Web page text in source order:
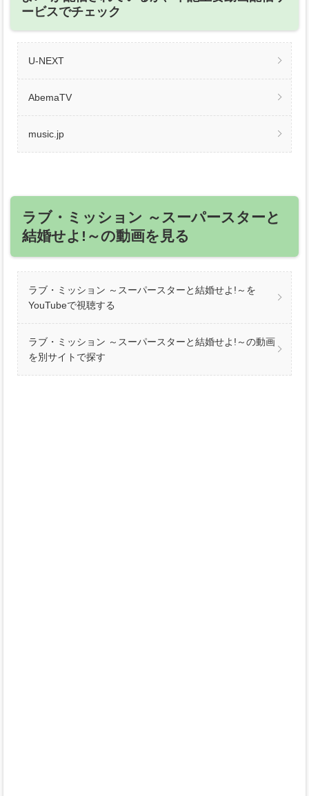
ービスでチェック
U-NEXT
AbemaTV
music.jp
ラブ・ミッション ～スーパースターと
結婚せよ!～の動画を見る
ラブ・ミッション ～スーパースターと結婚せよ!～を
YouTubeで視聴する
ラブ・ミッション ～スーパースターと結婚せよ!～の動画
を別サイトで探す